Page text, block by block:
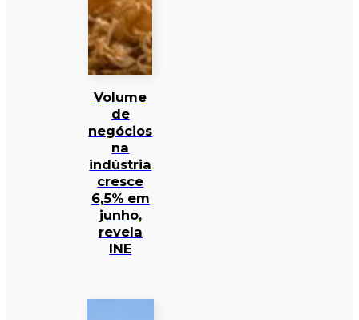
Volume
de
negócios
na
indústria
cresce
6,5% em
junho,
revela
INE